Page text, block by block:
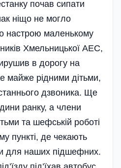
почав сипати
ніщо не могло
настрою маленькому
Хмельницької АЕС,
в дорогу на
майже рідними дітьми,
дзвоника. Ще
ранку, а члени
та шефській роботі
пункті, де чекають
для наших підшефних.